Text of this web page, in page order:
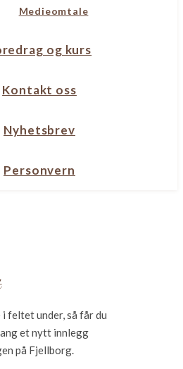
Medieomtale
og kurs
Kontakt oss
Nyhetsbrev
Personvern
feltet under, så får du
et nytt innlegg
på Fjellborg.